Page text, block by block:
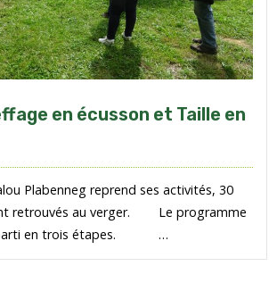
en écusson et Taille en
Plabenneg reprend ses activités, 30
retrouvés au verger. Le programme
en trois étapes. …